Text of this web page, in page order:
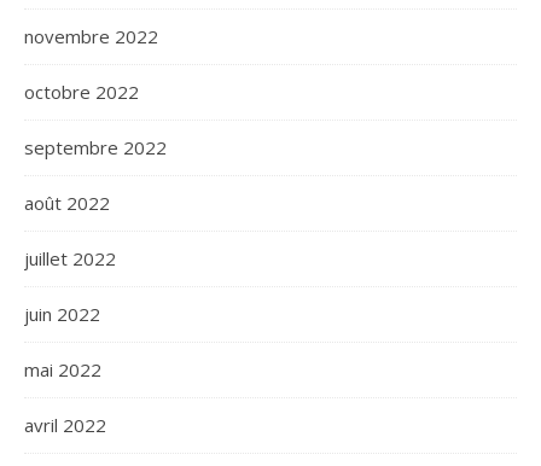
novembre 2022
octobre 2022
septembre 2022
août 2022
juillet 2022
juin 2022
mai 2022
avril 2022